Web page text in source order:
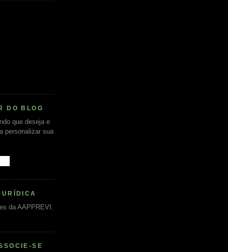
DO BLOG
que deseja e
personalizar sua
da AAPPREVI.
SE